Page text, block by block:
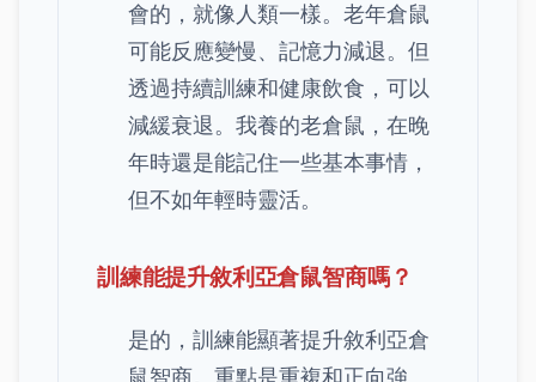
會的，就像人類一樣。老年倉鼠
可能反應變慢、記憶力減退。但
透過持續訓練和健康飲食，可以
減緩衰退。我養的老倉鼠，在晚
年時還是能記住一些基本事情，
但不如年輕時靈活。
訓練能提升敘利亞倉鼠智商嗎？
是的，訓練能顯著提升敘利亞倉
鼠智商。重點是重複和正向強